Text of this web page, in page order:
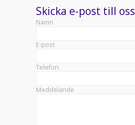
Skicka e-post till oss
Namn
E-post
Telefon
Meddelande